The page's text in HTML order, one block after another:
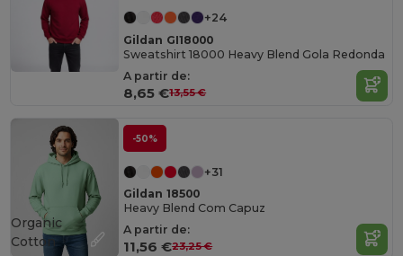
+24
Gildan GI18000
Sweatshirt 18000 Heavy Blend Gola Redonda
A partir de:
8,65 €13,55 €
-50%
+31
Gildan 18500
Heavy Blend Com Capuz
A partir de:
11,56 €23,25 €
Organic
Cotton